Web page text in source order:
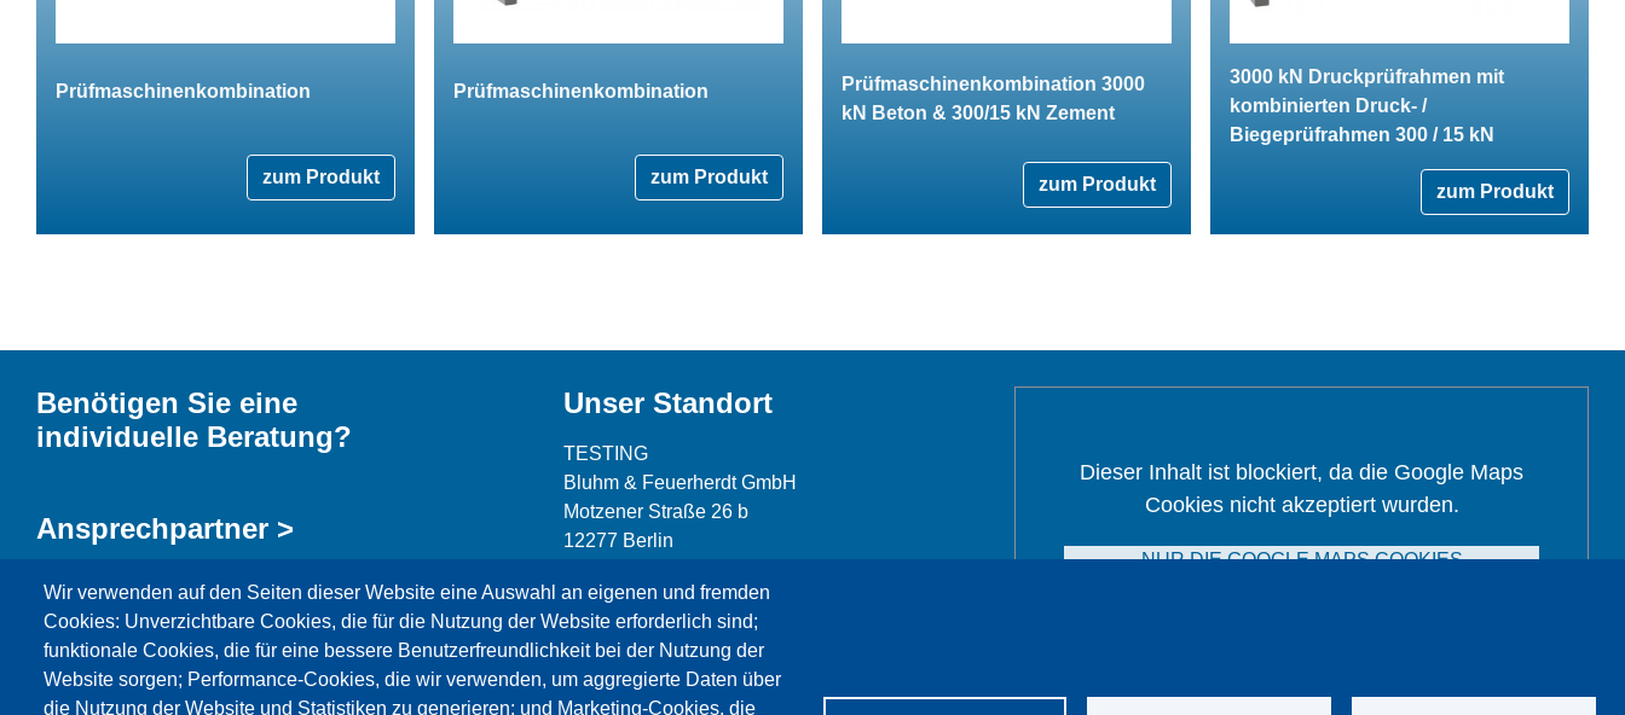
Prüfmaschinenkombination
zum Produkt
Prüfmaschinenkombination
zum Produkt
Prüfmaschinenkombination 3000
kN Beton & 300/15 kN Zement
zum Produkt
3000 kN Druckprüfrahmen mit
kombinierten Druck- /
Biegeprüfrahmen 300 / 15 kN
zum Produkt
Wir verwenden auf den Seiten dieser Website eine Auswahl an eigenen und fremden
Cookies: Unverzichtbare Cookies, die für die Nutzung der Website erforderlich sind;
funktionale Cookies, die für eine bessere Benutzerfreundlichkeit bei der Nutzung der
Website sorgen; Performance-Cookies, die wir verwenden, um aggregierte Daten über
die Nutzung der Website und Statistiken zu generieren; und Marketing-Cookies, die
Benötigen Sie eine
individuelle Beratung?
Ansprechpartner >
Kontaktformular >
Unser Standort
TESTING
Bluhm & Feuerherdt GmbH
Motzener Straße 26 b
12277 Berlin
Telefax: +49 30 7109645-98
info@testing.de
Dieser Inhalt ist blockiert, da die Google Maps
Cookies nicht akzeptiert wurden.
NUR DIE GOOGLE MAPS COOKIES